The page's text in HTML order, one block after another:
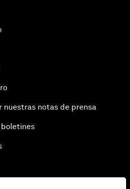
nuestras notas de prensa